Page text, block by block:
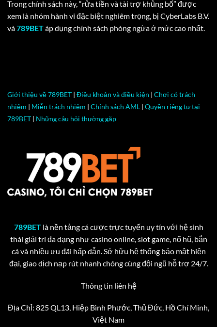
Trong chính sách này, “rửa tiền và tài trợ khủng bố” được
xem là nhóm hành vi đặc biệt nghiêm trọng, bị CyberLabs B.V.
và789BETáp dụng chính sách phòng ngừa ở mức cao nhất.
Giới thiệu về 789BET | Điều khoản và điều kiện | Chơi có trách
nhiệm | Miễn trách nhiệm | Chính sách AML | Quyền riêng tư tại
789BET | Những câu hỏi thường gặp
789BETlà nền tảng cá cược trực tuyến uy tín với hệ sinh
thái giải trí đa dạng như casino online, slot game, nổ hũ, bắn
cá và nhiều ưu đãi hấp dẫn. Sở hữu hệ thống bảo mật hiện
đại, giao dịch nạp rút nhanh chóng cùng đội ngũ hỗ trợ 24/7.
Thông tin liên hệ
Địa Chỉ: 825 QL13, Hiệp Bình Phước, Thủ Đức, Hồ Chí Minh,
Việt Nam